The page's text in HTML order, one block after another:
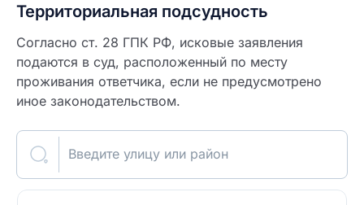
Территориальная подсудность
Согласно ст. 28 ГПК РФ, исковые заявления
подаются в суд, расположенный по месту
проживания ответчика, если не предусмотрено
иное законодательством.
Введите улицу или район